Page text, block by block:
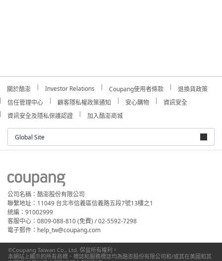
關於酷澎 Investor Relations Coupang使用者條款
退換貨政策
信任管理中心
顧客隱私權政策通知 安心購物
資訊安全
資訊安全及隱私保護認證
加入酷澎商城
Global Site
公司名稱：酷澎股份有限公司
聯繫地址：11049 台北市信義區信義路五段7號13樓之1
統編：91002999
客服中心：0809-088-810 (免費) / 02-5592-7298
電子郵件：help_tw@coupang.com
©Coupang Taiwan Co., Ltd. 保留所有權利。
本網站上顯示的所有商標、標誌和服務標誌均為酷澎股份有限公司和/或其在美國和其